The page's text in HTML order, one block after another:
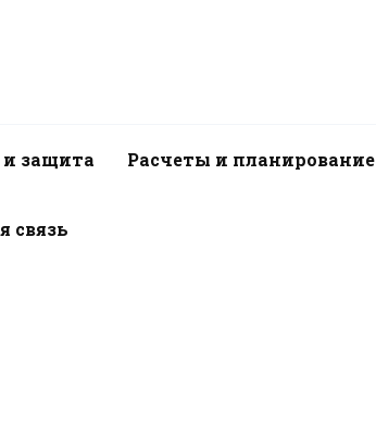
и защита Расчеты и планирование
связь